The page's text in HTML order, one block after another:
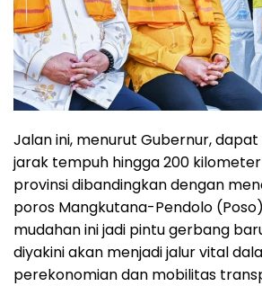
Jalan ini, menurut Gubernur,
jarak tempuh hingga 200
provinsi dibandingkan dengan
poros Mangkutana-Pendolo
mudahan ini jadi pintu gerbang
diyakini akan menjadi jalur vital
perekonomian dan mobilitas